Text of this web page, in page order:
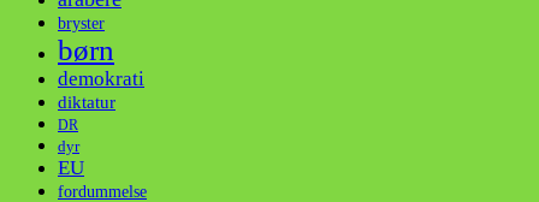
bryster
børn
demokrati
diktatur
DR
dyr
EU
fordummelse